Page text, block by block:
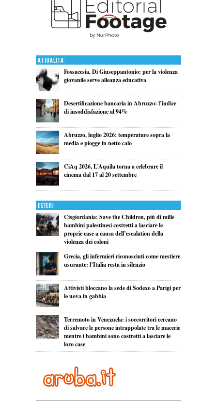
Attualita'
Fossacesia, Di Giuseppantonio: per la violenza
giovanile serve alleanza educativa
Desertificazione bancaria in Abruzzo: l’indice
di insoddisfazione al 94%
Abruzzo, luglio 2026: temperature sopra la
media e piogge in netto calo
CiAq 2026, L’Aquila torna a celebrare il
cinema dal 17 al 20 settembre
Esteri
Cisgiordania: Save the Children, più di mille
bambini palestinesi costretti a lasciare le
proprie case a causa dell’escalation della
violenza dei coloni
Grecia, gli infermieri riconosciuti come mestiere
usurante: l’Italia resta in silenzio
Attivisti bloccano la sede di Sodexo a Parigi per
le uova in gabbia
Terremoto in Venezuela: i soccorritori cercano
di salvare le persone intrappolate tra le macerie
mentre i bambini sono costretti a lasciare le
loro case